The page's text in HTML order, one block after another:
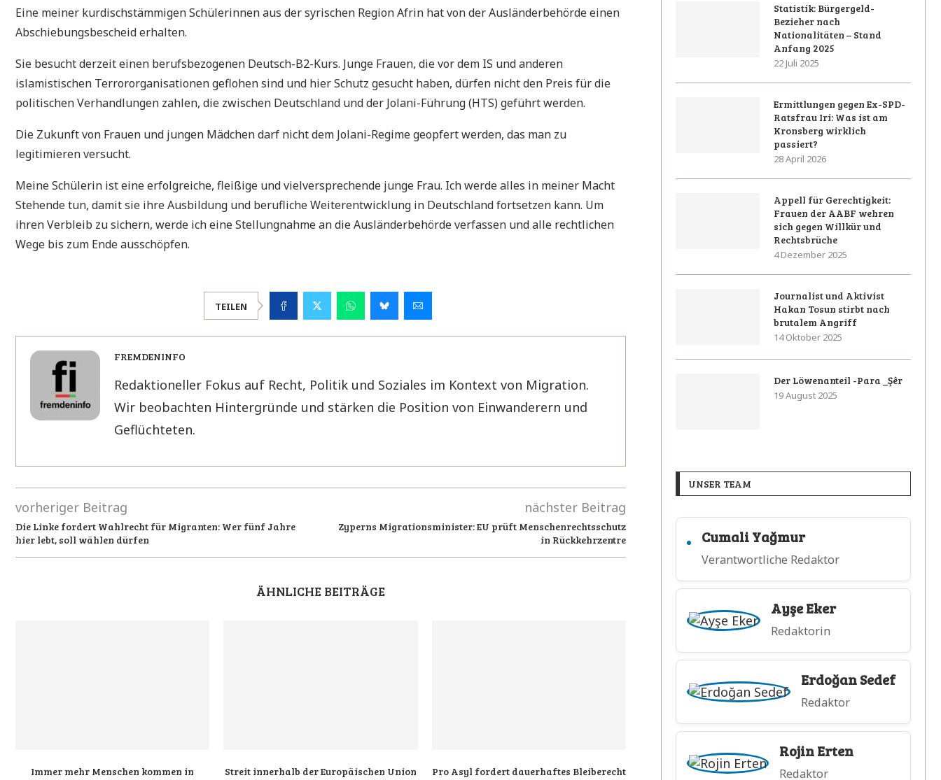
Eine meiner kurdischstämmigen Schülerinnen aus der syrischen Region Afrin hat von der Ausländerbehörde einen
Abschiebungsbescheid erhalten.
Sie besucht derzeit einen berufsbezogenen Deutsch-B2-Kurs. Junge Frauen, die vor dem IS und anderen
islamistischen Terrororganisationen geflohen sind und hier Schutz gesucht haben, dürfen nicht den Preis für die
politischen Verhandlungen zahlen, die zwischen Deutschland und der Jolani-Führung (HTS) geführt werden.
Die Zukunft von Frauen und jungen Mädchen darf nicht dem Jolani-Regime geopfert werden, das man zu
legitimieren versucht.
Meine Schülerin ist eine erfolgreiche, fleißige und vielversprechende junge Frau. Ich werde alles in meiner Macht
Stehende tun, damit sie ihre Ausbildung und berufliche Weiterentwicklung in Deutschland fortsetzen kann. Um
ihren Verbleib zu sichern, werde ich eine Stellungnahme an die Ausländerbehörde verfassen und alle rechtlichen
Wege bis zum Ende ausschöpfen.
TEILEN
FREMDENINFO
Redaktioneller Fokus auf Recht, Politik und Soziales im Kontext von Migration.
Wir beobachten Hintergründe und stärken die Position von Einwanderern und
Geflüchteten.
vorheriger Beitrag
Die Linke fordert Wahlrecht für Migranten: Wer fünf Jahre
hier lebt, soll wählen dürfen
nächster Beitrag
Zyperns Migrationsminister: EU prüft Menschenrechtsschutz
in Rückkehrzentre
ÄHNLICHE BEITRÄGE
Immer mehr Menschen kommen in
Streit innerhalb der Europäischen Union
Pro Asyl fordert dauerhaftes Bleiberecht
Statistik: Bürgergeld-
Bezieher nach
Nationalitäten – Stand
Anfang 2025
22 Juli 2025
Ermittlungen gegen Ex-SPD-
Ratsfrau Iri: Was ist am
Kronsberg wirklich
passiert?
28 April 2026
Appell für Gerechtigkeit:
Frauen der AABF wehren
sich gegen Willkür und
Rechtsbrüche
4 Dezember 2025
Journalist und Aktivist
Hakan Tosun stirbt nach
brutalem Angriff
14 Oktober 2025
Der Löwenanteil -Para _Şêr
19 August 2025
UNSER TEAM
Cumali Yağmur
Verantwortliche Redaktor
Ayşe Eker
Redaktorin
Erdoğan Sedef
Redaktor
Rojin Erten
Redaktor